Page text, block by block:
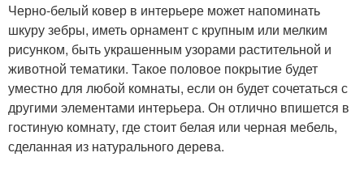
Черно-белый ковер в интерьере может напоминать
шкуру зебры, иметь орнамент с крупным или мелким
рисунком, быть украшенным узорами растительной и
животной тематики. Такое половое покрытие будет
уместно для любой комнаты, если он будет сочетаться с
другими элементами интерьера. Он отлично впишется в
гостиную комнату, где стоит белая или черная мебель,
сделанная из натурального дерева.